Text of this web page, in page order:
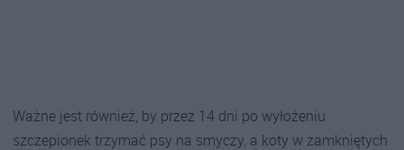
Ważne jest również, by przez 14 dni po wyłożeniu
szczepionek trzymać psy na smyczy, a koty w zamkniętych